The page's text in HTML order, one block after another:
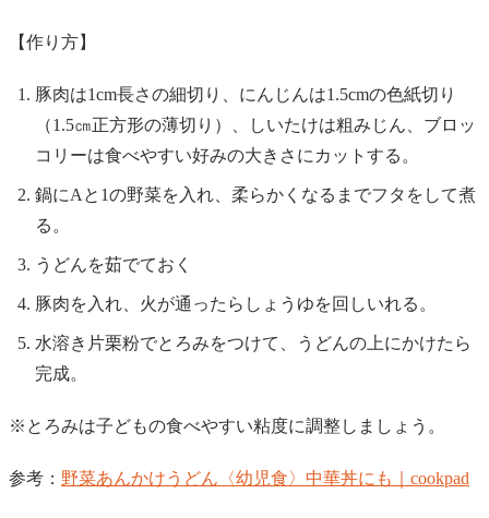
【作り方】
豚肉は1cm長さの細切り、にんじんは1.5cmの色紙切り
（1.5㎝正方形の薄切り）、しいたけは粗みじん、ブロッ
コリーは食べやすい好みの大きさにカットする。
鍋にAと1の野菜を入れ、柔らかくなるまでフタをして煮
る。
うどんを茹でておく
豚肉を入れ、火が通ったらしょうゆを回しいれる。
水溶き片栗粉でとろみをつけて、うどんの上にかけたら
完成。
※とろみは子どもの食べやすい粘度に調整しましょう。
参考： 野菜あんかけうどん〈幼児食〉中華丼にも｜cookpad